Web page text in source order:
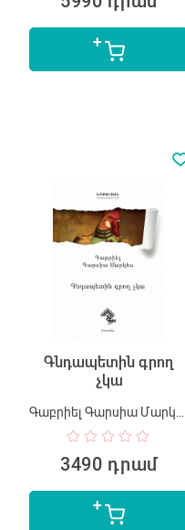
Գնդապետին գրող
չկա
Գաբրիել Գարսիա Մարկես
3490 դրամ